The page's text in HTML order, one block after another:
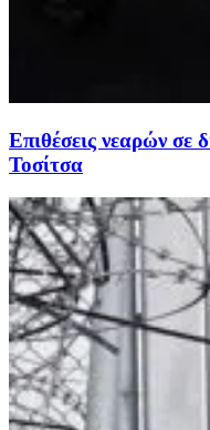
Επιθέσεις νεαρών σε
Τοσίτσα